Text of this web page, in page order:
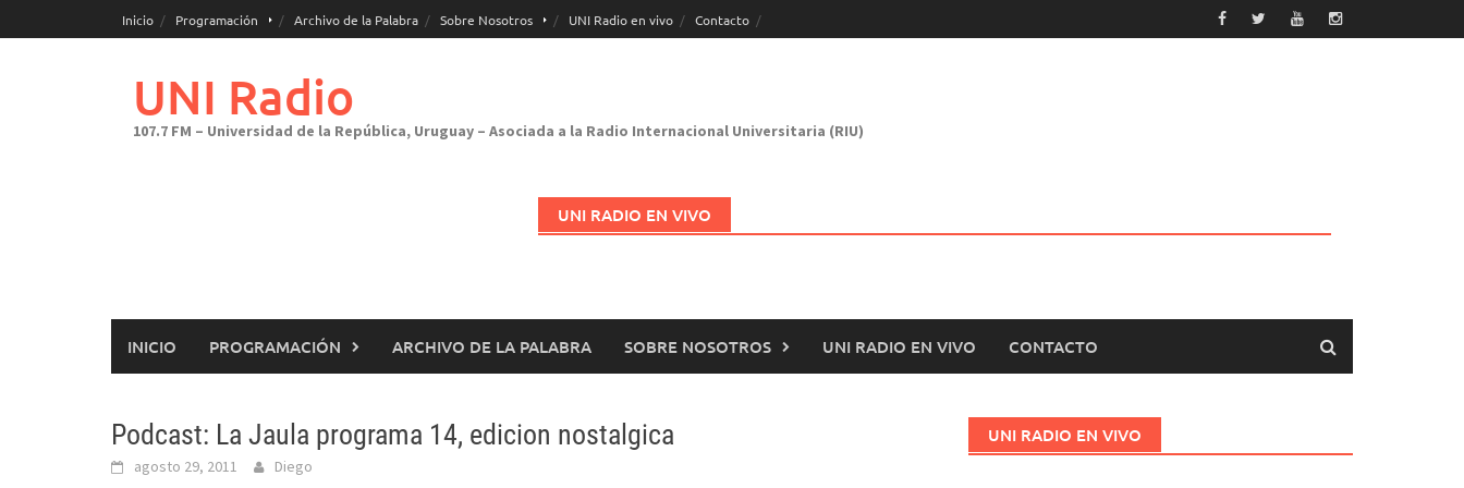
al
Inicio Programación Archivo de la Palabra Sobre Nosotros UNI Radio en vivo Contacto
UNI Radio
107.7 FM – Universidad de la República, Uruguay – Asociada a la Radio Internacional Universitaria (RIU)
UNI RADIO EN VIVO
INICIO PROGRAMACIÓN ARCHIVO DE LA PALABRA SOBRE NOSOTROS UNI RADIO EN VIVO CONTACTO
Podcast: La Jaula programa 14, edicion nostalgica
agosto 29, 2011 Diego
UNI RADIO EN VIVO